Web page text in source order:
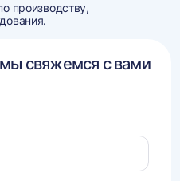
производству,
свяжемся с вами